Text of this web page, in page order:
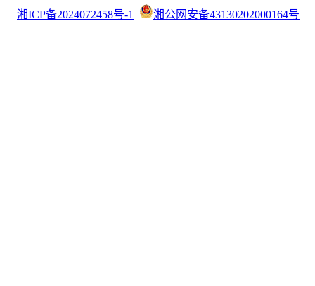
湘ICP备2024072458号-1 湘公网安备43130202000164号